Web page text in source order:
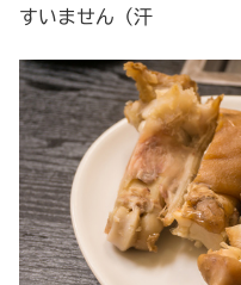
すいません（汗